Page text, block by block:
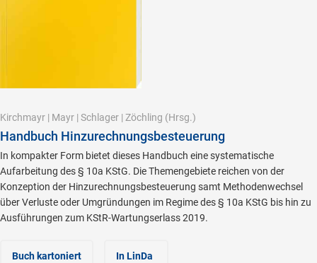
Kirchmayr | Mayr | Schlager | Zöchling (Hrsg.)
Handbuch Hinzurechnungsbesteuerung
In kompakter Form bietet dieses Handbuch eine systematische
Aufarbeitung des § 10a KStG. Die Themengebiete reichen von der
Konzeption der Hinzurechnungsbesteuerung samt Methodenwechsel
über Verluste oder Umgründungen im Regime des § 10a KStG bis hin zu
Ausführungen zum KStR-Wartungserlass 2019.
Buch kartoniert
In LinDa